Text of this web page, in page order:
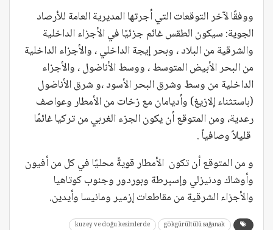
ووفقًا لآخر التوقعات التي أجرتها المديرية العامة للأرصاد
الجوية: سيكون الطقس غائم جزئيًا في الأجزاء الداخلية
والشرقية من البلاد ، وبحر إيجة الداخلي ، والأجزاء الداخلية
من البحر الأبيض المتوسط ​​، ووسط الأناضول ، والأجزاء
الداخلية من وسط وشرق البحر الأسود ،و شرق الأناضول
(باستثناء إلازيغ) وأديامان مع زخات من الأمطار وعواصف
رعدية، ومن المتوقع أن يكون الجزء الغربي من تركيا غائمًا
قليلاً وصافياً .
و من المتوقع أن تكون الأمطار قويةً محليًا في كل من أفيون
وأوشاك ودنيزلي وإسبرطة وبوردور وجنوب كوتاهيا
والأجزاء الشرقية من مقاطعات إزمير ومانيسا وأيدين.
gökgürültülü sağanak
kuzey ve doğu kesimlerde